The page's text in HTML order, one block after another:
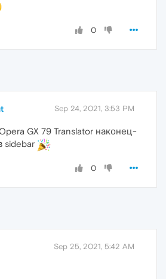
0
Sep 24, 2021, 3:53 PM
GX 79 Translator наконец-
sidebar
0
Sep 25, 2021, 5:42 AM